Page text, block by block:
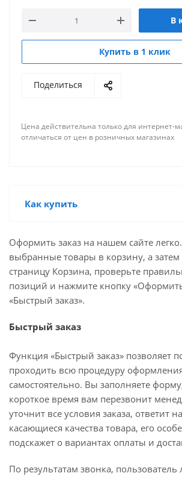
В
Купить в 1 клик
Поделиться
Цена действительна только для интернет-
отличаться от цен в розничных магазинах
Как купить
Оформить заказ на нашем сайте
выбранные товары в корзину, а затем
страницу Корзина, проверьте
позиций и нажмите кнопку
«Быстрый заказ».
Быстрый заказ
Функция «Быстрый заказ» позволяет
проходить всю процедуру оформления
самостоятельно. Вы заполняете
короткое время вам перезвонит
уточнит все условия заказа, ответит
касающиеся качества товара, его
подскажет о вариантах оплаты и
По результатам звонка,